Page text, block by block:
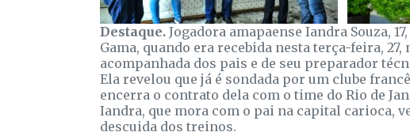
Destaque. Jogadora amapaense Iandra Souza,
Gama, quando era recebida nesta terça-feira,
acompanhada dos pais e de seu preparador
Ela revelou que já é sondada por um clube
encerra o contrato dela com o time do Rio de
Iandra, que mora com o pai na capital carioca,
descuida dos treinos.